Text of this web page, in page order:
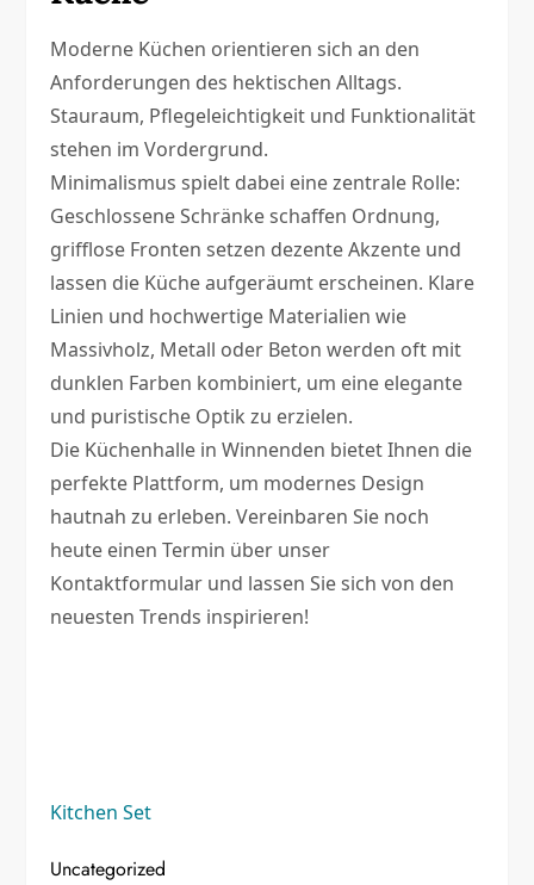
Moderne Küchen orientieren sich an den
Anforderungen des hektischen Alltags.
Stauraum, Pflegeleichtigkeit und Funktionalität
stehen im Vordergrund.
Minimalismus spielt dabei eine zentrale Rolle:
Geschlossene Schränke schaffen Ordnung,
grifflose Fronten setzen dezente Akzente und
lassen die Küche aufgeräumt erscheinen. Klare
Linien und hochwertige Materialien wie
Massivholz, Metall oder Beton werden oft mit
dunklen Farben kombiniert, um eine elegante
und puristische Optik zu erzielen.
Die Küchenhalle in Winnenden bietet Ihnen die
perfekte Plattform, um modernes Design
hautnah zu erleben. Vereinbaren Sie noch
heute einen Termin über unser
Kontaktformular und lassen Sie sich von den
neuesten Trends inspirieren!
Kitchen Set
Uncategorized